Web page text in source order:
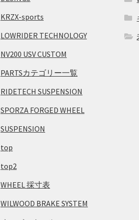
KRZX-sports
LOWRIDER TECHNOLOGY
NV200 USV CUSTOM
PARTSカテゴリー一覧
RIDETECH SUSPENSION
SPORZA FORGED WHEEL
SUSPENSION
top
top2
WHEEL 採寸表
WILWOOD BRAKE SYSTEM